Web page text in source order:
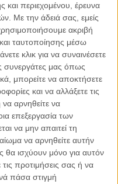
και περιεχομένου, έρευνα
Με την άδειά σας, εμείς
ακριβή
ταυτοποίησης μέσω
κλικ για να συναινέσετε
συνεργάτες μας όπως
μπορείτε να αποκτήσετε
και να αλλάξετε τις
αρνηθείτε να
επεξεργασία των
να μην απαιτεί τη
να αρνηθείτε αυτήν
θα ισχύουν μόνο για αυτόν
προτιμήσεις σας ή να
πάσα στιγμή
από φέτος να
τον τουρισμό και τις
οι Λειψοί
τοποθεσία και τα
Πολιτεία, μπορεί ακόμη
να κάνει τη διαφορά και
μας αυτή είναι,
το απαράμιλλο
η δυνατότητα
η αυθεντική
χωριού μας, οι